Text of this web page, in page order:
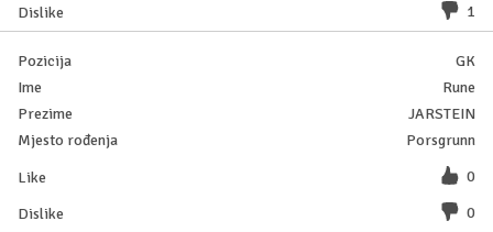
1
GK
Rune
JARSTEIN
Porsgrunn
0
0